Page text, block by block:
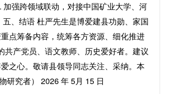
强跨领域联动，对接中国矿业大学、河
、结语 杜严先生是博爱建县功勋、家国
点筹备内容，统筹各方资源、细化推进
产党员、语文教师、历史爱好者。建议
之心。敬请县领导同志关注、采纳。本
研究者） 2026 年 5月 15 日